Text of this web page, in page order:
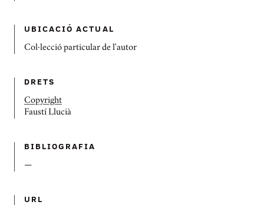
UBICACIÓ ACTUAL
Col·lecció particular de l'autor
DRETS
Copyright
Faustí Llucià
BIBLIOGRAFIA
—
URL